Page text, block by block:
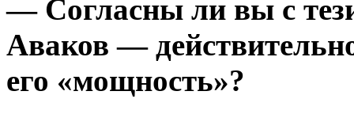
— Согласны ли вы с
Аваков —
его «мощность»?